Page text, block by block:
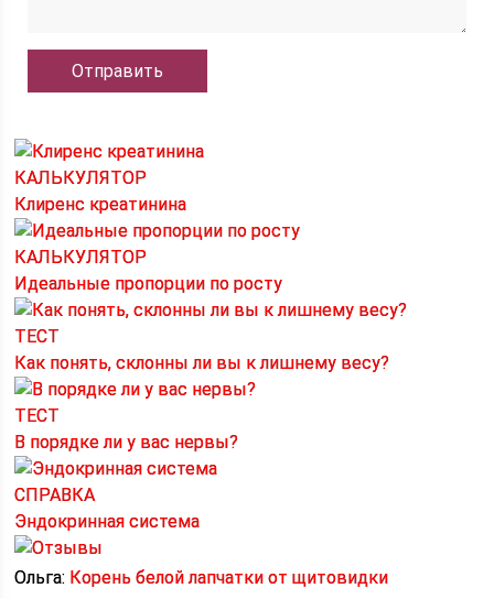
КАЛЬКУЛЯТОР
Клиренс креатинина
КАЛЬКУЛЯТОР
Идеальные пропорции по росту
ТЕСТ
Как понять, склонны ли вы к лишнему весу?
ТЕСТ
В порядке ли у вас нервы?
СПРАВКА
Эндокринная система
Ольга: Корень белой лапчатки от щитовидки